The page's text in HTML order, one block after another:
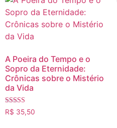
A Poeira do Tempo e o
Sopro da Eternidade:
Crônicas sobre o Mistério
da Vida
Avaliação
5.00
R$ 35,50